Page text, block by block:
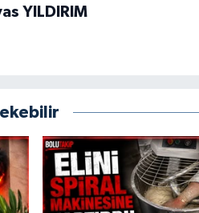
YILDIRIM